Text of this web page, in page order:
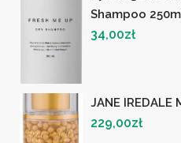
Shampoo
34,00zł
JANE IREDALE
229,00zł